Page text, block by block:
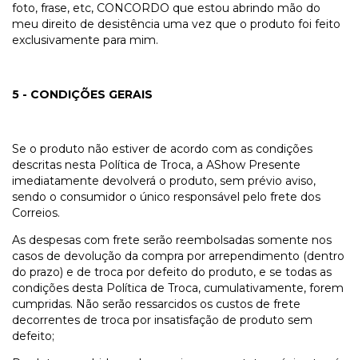
foto, frase, etc, CONCORDO que estou abrindo mão do
meu direito de desistência uma vez que o produto foi feito
exclusivamente para mim.
5 - CONDIÇÕES GERAIS
Se o produto não estiver de acordo com as condições
descritas nesta Política de Troca, a AShow Presente
imediatamente devolverá o produto, sem prévio aviso,
sendo o consumidor o único responsável pelo frete dos
Correios.
As despesas com frete serão reembolsadas somente nos
casos de devolução da compra por arrependimento (dentro
do prazo) e de troca por defeito do produto, e se todas as
condições desta Política de Troca, cumulativamente, forem
cumpridas. Não serão ressarcidos os custos de frete
decorrentes de troca por insatisfação de produto sem
defeito;